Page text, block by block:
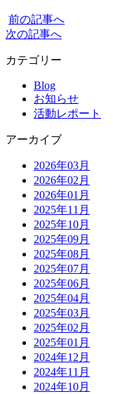
前の記事へ
次の記事へ
カテゴリー
Blog
お知らせ
活動レポート
アーカイブ
2026年03月
2026年02月
2026年01月
2025年11月
2025年10月
2025年09月
2025年08月
2025年07月
2025年06月
2025年04月
2025年03月
2025年02月
2025年01月
2024年12月
2024年11月
2024年10月